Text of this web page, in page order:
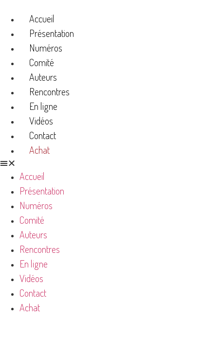
Accueil
Présentation
Numéros
Comité
Auteurs
Rencontres
En ligne
Vidéos
Contact
Achat
Accueil
Présentation
Numéros
Comité
Auteurs
Rencontres
En ligne
Vidéos
Contact
Achat